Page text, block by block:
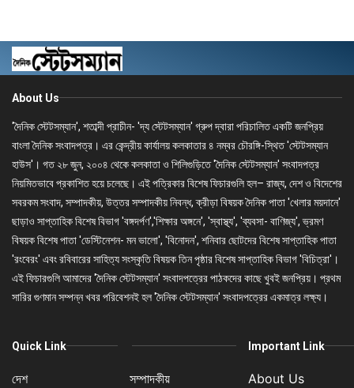
About Us
'দৈনিক স্টেটসম্যান', শতাব্দী প্রাচীন- 'দ্য স্টেটসম্যান' গ্রুপ দ্বারা পরিচালিত একটি জনপ্রিয়
বাংলা দৈনিক সংবাদপত্র। এর কেন্দ্রীয় কার্যালয় কলকাতার ৪ নম্বর চৌরঙ্গি-স্থিত 'স্টেটসম্যান
হাউস'। গত ২৮ জুন, ২০০৪ থেকে কলকাতা ও শিলিগুড়িতে 'দৈনিক স্টেটসম্যান' সংবাদপত্র
নিয়মিতভাবে প্রকাশিত হয়ে চলেছে। এই পত্রিকার বিশেষ ফিচারগুলি হল– রাজ্য, দেশ ও বিদেশের
সবরকম সংবাদ, সম্পাদকীয়, উত্তর সম্পাদকীয় নিবন্ধ, ক্রীড়া বিষয়ক দৈনিক পাতা 'খেলার ময়দানে'
ছাড়াও সাপ্তাহিক বিশেষ বিভাগ 'বঙ্গদর্পণ','শিক্ষার অঙ্গনে', 'স্বাস্থ্য', 'ব্যবসা- বাণিজ্য', ভ্রমণ
বিষয়ক বিশেষ পাতা 'ডেস্টিনেশন- মন ভালো', 'বিনোদন', শনিবার ছোটদের বিশেষ সাপ্তাহিক পাতা
'রংবেরং' এবং রবিবারের সাহিত্য সংস্কৃতি বিষয়ক তিন পৃষ্ঠার বিশেষ সাপ্তাহিক বিভাগ 'বিচিত্রা'।
এই ফিচারগুলি আমাদের 'দৈনিক স্টেটসম্যান' সংবাদপত্রের পাঠকদের কাছে খুবই জনপ্রিয়। প্রথম
সারির গুণমান সম্পন্ন খবর পরিবেশনই হল 'দৈনিক স্টেটসম্যান' সংবাদপত্রের একমাত্র লক্ষ্য।
Quick Link
দেশ সম্পাদকীয়
Important Link
About Us